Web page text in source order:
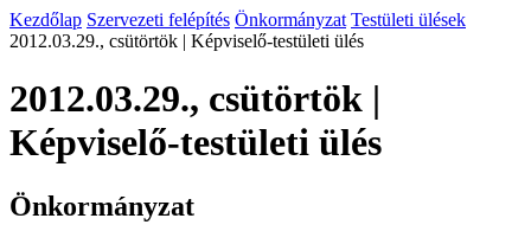
Kezdőlap Szervezeti felépítés Önkormányzat Testületi ülések
2012.03.29., csütörtök | Képviselő-testületi ülés
2012.03.29., csütörtök |
Képviselő-testületi ülés
Önkormányzat